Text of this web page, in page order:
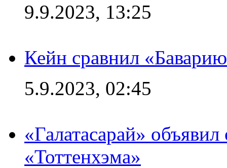
9.9.2023, 13:25
Кейн сравнил
5.9.2023, 02:45
«Галатасарай»
«Тоттенхэма»